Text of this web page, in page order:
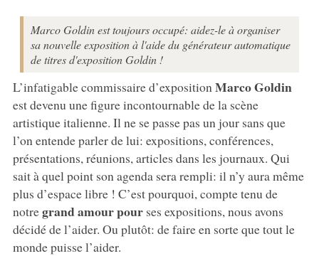
Marco Goldin est toujours occupé: aidez-le à organiser
sa nouvelle exposition à l'aide du générateur automatique
de titres d'exposition Goldin !
L’infatigable commissaire d’exposition Marco Goldin
est devenu une figure incontournable de la scène
artistique italienne. Il ne se passe pas un jour sans que
l’on entende parler de lui: expositions, conférences,
présentations, réunions, articles dans les journaux. Qui
sait à quel point son agenda sera rempli: il n’y aura même
plus d’espace libre ! C’est pourquoi, compte tenu de
notregrand amour pourses expositions, nous avons
décidé de l’aider. Ou plutôt: de faire en sorte que tout le
monde puisse l’aider.